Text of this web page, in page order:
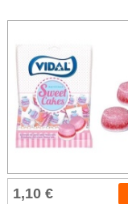
1,10 €